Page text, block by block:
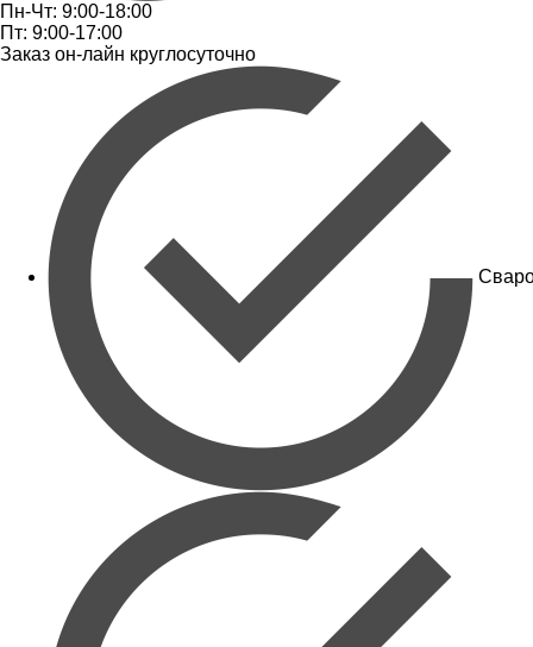
Пн-Чт: 9:00-18:00
Пт: 9:00-17:00
Заказ он-лайн круглосуточно